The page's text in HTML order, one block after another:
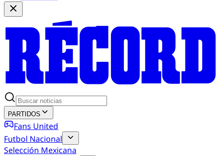
PARTIDOS
Fans United
Futbol Nacional
Selección Mexicana